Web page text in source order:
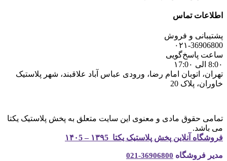
اطلاعات تماس
پشتیبانی و فروش
۰۲۱-36906800
ساعت پاسخ‌گویی
8:0۰ الی ۱7:0۰
تهران، اتوبان امام رضا، ورودی عباس آباد علاقبند، شهر پلاستیک
خاوران، پلاک 20
تمامی حقوق مادی و معنوی این سایت متعلق به پخش پلاستیک یکتا
می باشد.
فروشگاه آنلاین پخش پلاستیک یکتا ۱۳۹5 – ۱۴۰5
مدیر فروشگاه 36906800-021